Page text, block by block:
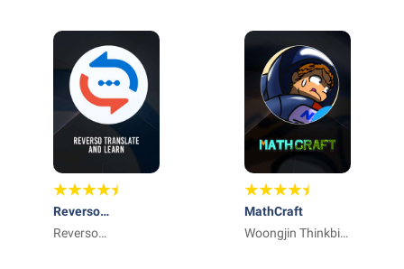
Reverso
Traduttore,
Reverso
MathCraft
Woongjin Thinkbig